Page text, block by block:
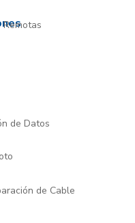
de Datos
de Cable